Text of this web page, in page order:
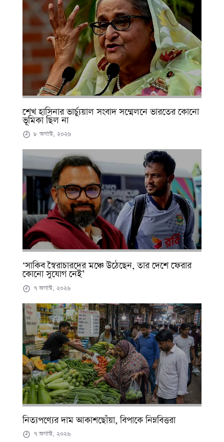
শেখ হাসিনার ভার্চ্যুয়াল সংবাদ সম্মেলনে ভারতের কোনো
ভূমিকা ছিল না
৮ অগাস্ট, ২০২৬
‘সাকিব স্বৈরাচারদের মঞ্চে উঠেছেন, তার দেশে ফেরার
কোনো সুযোগ নেই’
৭ অগাস্ট, ২০২৬
নিত্যপণ্যের দাম আকাশছোঁয়া, বিপাকে নিম্নবিত্তরা
৭ অগাস্ট, ২০২৬